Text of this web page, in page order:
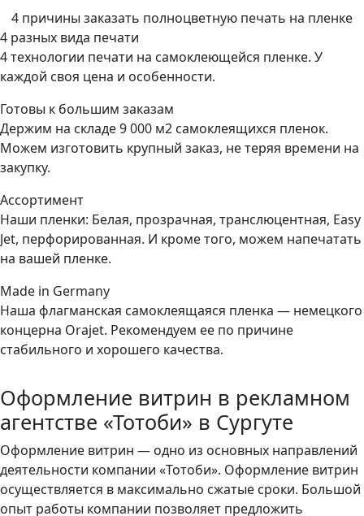
4 причины заказать полноцветную печать на пленке
4 разных вида печати
4 технологии печати на самоклеющейся пленке. У
каждой своя цена и особенности.
Готовы к большим заказам
Держим на складе 9 000 м2 самоклеящихся пленок.
Можем изготовить крупный заказ, не теряя времени на
закупку.
Ассортимент
Наши пленки: Белая, прозрачная, транслюцентная, Easy
Jet, перфорированная. И кроме того, можем напечатать
на вашей пленке.
Made in Germany
Наша флагманская самоклеящаяся пленка — немецкого
концерна Orajet. Рекомендуем ее по причине
стабильного и хорошего качества.
Оформление витрин в рекламном
агентстве «Тотоби» в Сургуте
Оформление витрин — одно из основных направлений
деятельности компании «Тотоби». Оформление витрин
осуществляется в максимально сжатые сроки. Большой
опыт работы компании позволяет предложить